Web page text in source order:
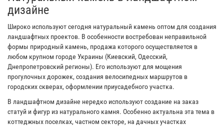
дизайне
Широко используют сегодня натуральный камень оптом для создания
ландшафтных проектов. В особенности востребован неправильной
формы природный камень, продажа которого осуществляется в
любом крупном городе Украины (Киевский, Одесский,
Днепропетровский регионы). Его используют для мощения
прогулочных дорожек, создания велосипедных маршрутов в
городских скверах, оформлении приусадебного участка.
В ландшафтном дизайне нередко используют создание на заказ
статуй и фигур из натурального камня. Особенно актуальна эта тема в
коттеджных поселках, частном секторе, на дачных участках